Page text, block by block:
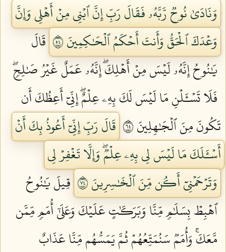
وَنَادَىٰ نُوحٞ رَّبَّهُۥ فَقَالَ رَبِّ إِنَّ ٱبۡنِي مِنۡ أَهۡلِي وَإِنَّ
وَعۡدَكَ ٱلۡحَقُّ وَأَنتَ أَحۡكَمُ ٱلۡحَٰكِمِينَ ٤٥
قَالَ
يَٰنُوحُ إِنَّهُۥ لَيۡسَ مِنۡ أَهۡلِكَۖ إِنَّهُۥ عَمَلٌ غَيۡرُ صَٰلِحٖۖ
فَلَا تَسۡـَٔلۡنِ مَا لَيۡسَ لَكَ بِهِۦ عِلۡمٌۖ إِنِّيٓ أَعِظُكَ أَن
تَكُونَ مِنَ ٱلۡجَٰهِلِينَ ٤٦
قَالَ رَبِّ إِنِّيٓ أَعُوذُ بِكَ أَنۡ
أَسۡـَٔلَكَ مَا لَيۡسَ لِي بِهِۦ عِلۡمٞۖ وَإِلَّا تَغۡفِرۡ لِي
وَتَرۡحَمۡنِيٓ أَكُن مِّنَ ٱلۡخَٰسِرِينَ ٤٧
قِيلَ يَٰنُوحُ
ٱهۡبِطۡ بِسَلَٰمٖ مِّنَّا وَبَرَكَٰتٍ عَلَيۡكَ وَعَلَىٰٓ أُمَمٖ مِّمَّن
مَّعَكَۚ وَأُمَمٞ سَنُمَتِّعُهُمۡ ثُمَّ يَمَسُّهُم مِّنَّا عَذَابٌ